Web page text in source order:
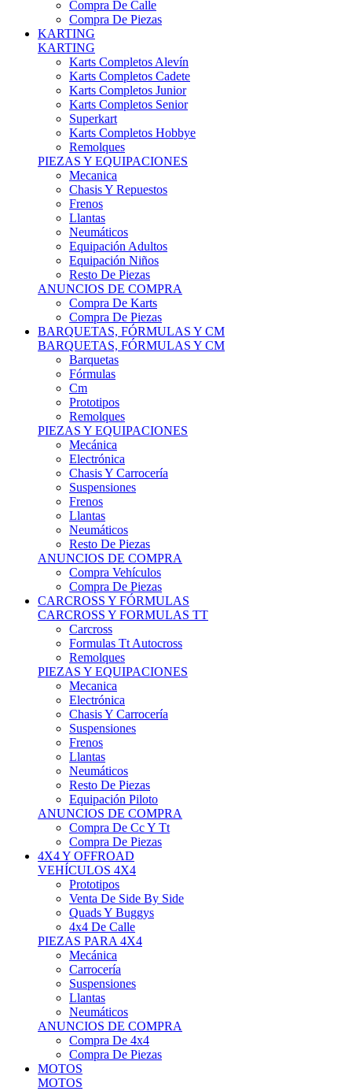
KARTING
KARTING
Karts Completos Alevín
Karts Completos Cadete
Karts Completos Junior
Karts Completos Senior
Superkart
Karts Completos Hobbye
Remolques
PIEZAS Y EQUIPACIONES
Mecanica
Chasis Y Repuestos
Frenos
Llantas
Neumáticos
Equipación Adultos
Equipación Niños
Resto De Piezas
ANUNCIOS DE COMPRA
Compra De Karts
Compra De Piezas
BARQUETAS, FÓRMULAS Y CM
BARQUETAS, FÓRMULAS Y CM
Barquetas
Fórmulas
Cm
Prototipos
Remolques
PIEZAS Y EQUIPACIONES
Mecánica
Electrónica
Chasis Y Carrocería
Suspensiones
Frenos
Llantas
Neumáticos
Resto De Piezas
ANUNCIOS DE COMPRA
Compra Vehículos
Compra De Piezas
CARCROSS Y FÓRMULAS
CARCROSS Y FORMULAS TT
Carcross
Formulas Tt Autocross
Remolques
PIEZAS Y EQUIPACIONES
Mecanica
Electrónica
Chasis Y Carrocería
Suspensiones
Frenos
Llantas
Neumáticos
Resto De Piezas
Equipación Piloto
ANUNCIOS DE COMPRA
Compra De Cc Y Tt
Compra De Piezas
4X4 Y OFFROAD
VEHÍCULOS 4X4
Prototipos
Venta De Side By Side
Quads Y Buggys
4x4 De Calle
PIEZAS PARA 4X4
Mecánica
Carrocería
Suspensiones
Llantas
Neumáticos
ANUNCIOS DE COMPRA
Compra De 4x4
Compra De Piezas
MOTOS
MOTOS
Motos De Circuito